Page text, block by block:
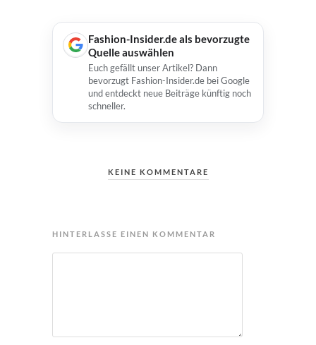
Fashion-Insider.de als bevorzugte
Quelle auswählen
Euch gefällt unser Artikel? Dann
bevorzugt Fashion-Insider.de bei Google
und entdeckt neue Beiträge künftig noch
schneller.
KEINE KOMMENTARE
HINTERLASSE EINEN KOMMENTAR